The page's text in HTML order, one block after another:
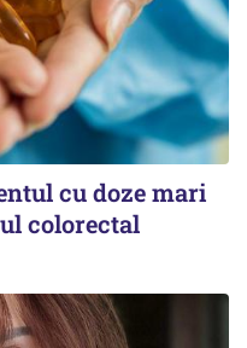
cu doze mari
colorectal